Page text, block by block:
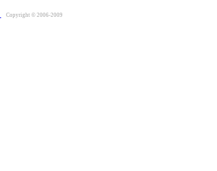
Copyright © 2006-2009